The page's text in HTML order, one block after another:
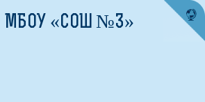
МБОУ «СОШ №3»